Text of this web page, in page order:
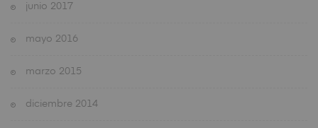
junio 2017
mayo 2016
marzo 2015
diciembre 2014